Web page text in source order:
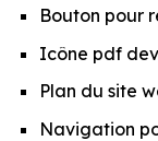
Bouton pour
Icône pdf
Plan du site
Navigation